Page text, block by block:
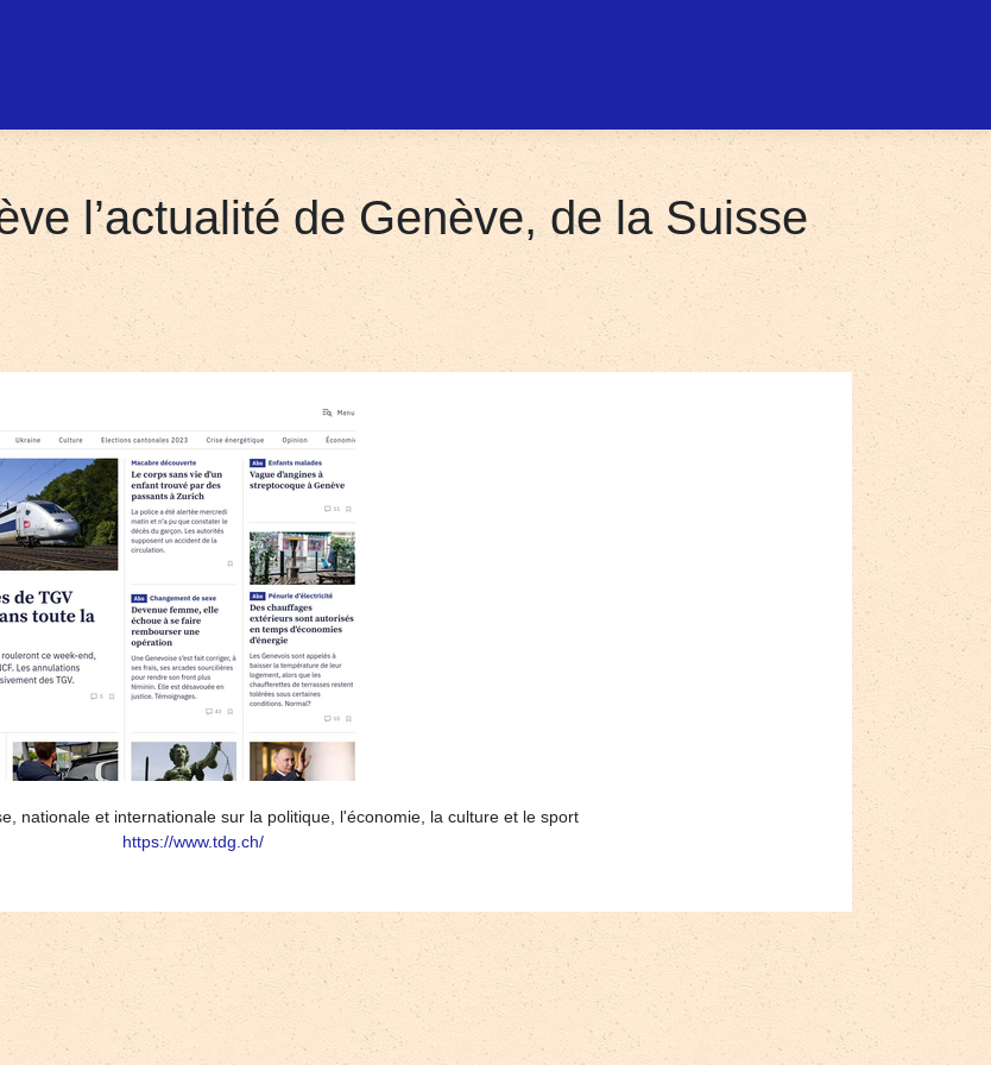
l’actualité de Genève, de la Suisse
nationale et internationale sur la politique, l'économie, la culture et le sport
https://www.tdg.ch/